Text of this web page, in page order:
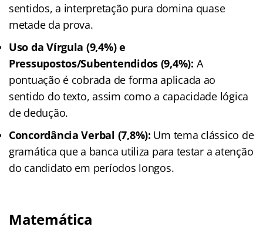
sentidos, a interpretação pura domina quase
metade da prova.
Uso da Vírgula (9,4%) e
Pressupostos/Subentendidos (9,4%): A
pontuação é cobrada de forma aplicada ao
sentido do texto, assim como a capacidade lógica
de dedução.
Concordância Verbal (7,8%): Um tema clássico de
gramática que a banca utiliza para testar a atenção
do candidato em períodos longos.
Matemática